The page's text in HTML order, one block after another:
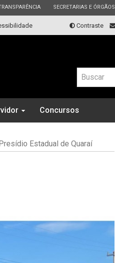
ESTADO
SECRETARIAS E ÓRGÃOS
Contraste
Concursos
Estadual de Quaraí